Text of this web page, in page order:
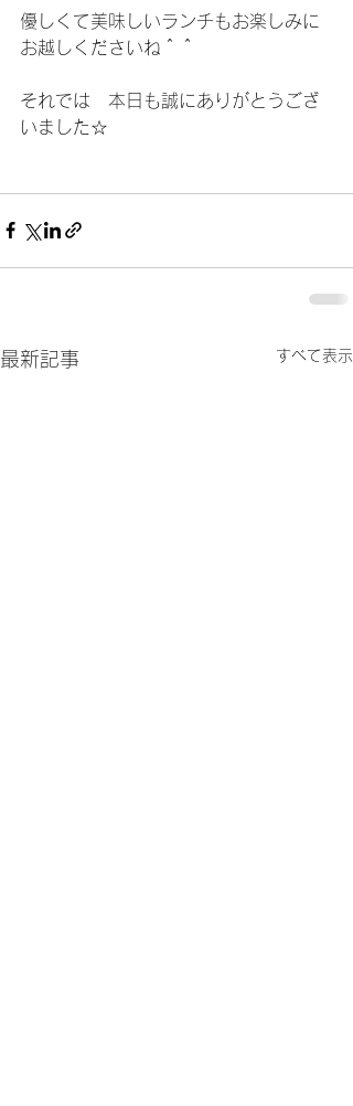
優しくて美味しいランチもお楽しみに
お越しくださいね＾＾
それでは　本日も誠にありがとうござ
いました☆
最新記事 すべて表示